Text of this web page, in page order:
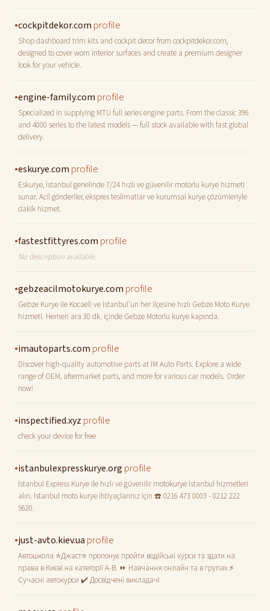
•cockpitdekor.com profile
Shop dashboard trim kits and cockpit decor from cockpitdekor.com,
designed to cover worn interior surfaces and create a premium designer
look for your vehicle.
•engine-family.com profile
Specialized in supplying MTU full series engine parts. From the classic 396
and 4000 series to the latest models — full stock available with fast global
delivery.
•eskurye.com profile
Eskurye, İstanbul genelinde 7/24 hızlı ve güvenilir motorlu kurye hizmeti
sunar. Acil gönderiler, ekspres teslimatlar ve kurumsal kurye çözümleriyle
dakik hizmet.
•fastestfittyres.com profile
No description available.
•gebzeacilmotokurye.com profile
Gebze Kurye ile Kocaeli ve İstanbul'un her ilçesine hızlı Gebze Moto Kurye
hizmeti. Hemen ara 30 dk. içinde Gebze Motorlu kurye kapında.
•imautoparts.com profile
Discover high-quality automotive parts at IM Auto Parts. Explore a wide
range of OEM, aftermarket parts, and more for various car models. Order
now!
•inspectified.xyz profile
check your device for free
•istanbulexpresskurye.org profile
İstanbul Express Kurye ile hızlı ve güvenilir motokurye İstanbul hizmetleri
alın. İstanbul moto kurye ihtiyaçlarınız için ☎️ 0216 473 0003 - 0212 222
5620.
•just-avto.kiev.ua profile
Автошкола ⭐Джаст⭐ пропонує пройти водійські курси та здати на
права в Києві на категорії A-B. ⏩ Навчання онлайн та в групах ⚡
Сучасні автокурси ✔️ Досвідчені викладачі